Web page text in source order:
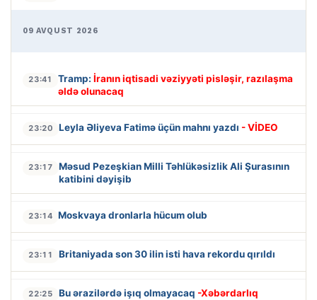
09 AVQUST 2026
23:41 Tramp: İranın iqtisadi vəziyyəti pisləşir, razılaşma
əldə olunacaq
23:20 Leyla Əliyeva Fatimə üçün mahnı yazdı - VİDEO
23:17
Məsud Pezeşkian Milli Təhlükəsizlik Ali Şurasının
katibini dəyişib
23:14 Moskvaya dronlarla hücum olub
23:11 Britaniyada son 30 ilin isti hava rekordu qırıldı
22:25 Bu ərazilərdə işıq olmayacaq -Xəbərdarlıq